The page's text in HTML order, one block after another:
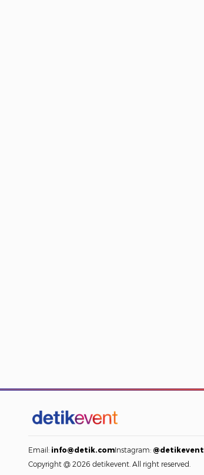
Email: info@detik.comInstagram: @detikevent
Copyright @ 2026 detikevent. All right reserved.